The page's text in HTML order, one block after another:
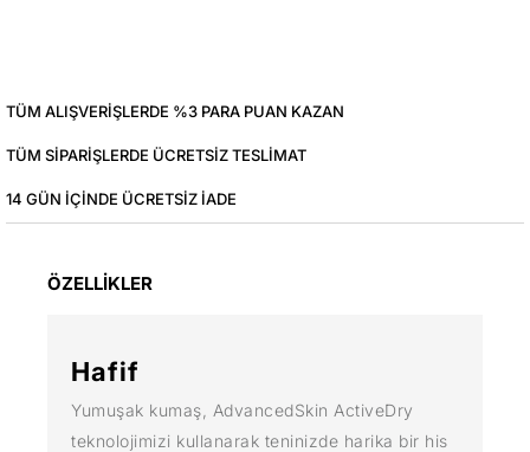
TÜM ALIŞVERIŞLERDE %3 PARA PUAN KAZAN
TÜM SIPARIŞLERDE ÜCRETSIZ TESLIMAT
14 GÜN IÇINDE ÜCRETSIZ IADE
ÖZELLİKLER
Hafif
Yumuşak kumaş, AdvancedSkin ActiveDry
teknolojimizi kullanarak teninizde harika bir his